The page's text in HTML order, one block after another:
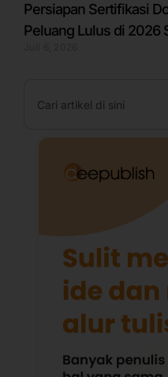
Persiapan Sertifikasi
Peluang Lulus di 2026